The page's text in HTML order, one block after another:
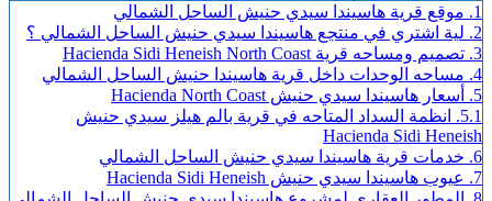
1. موقع قرية هاسيندا سيدي حنيش الساحل الشمالي
2. لية اشتري في منتجع هاسيندا سيدي حنيش الساحل الشمالي ؟
3. تصميم ومساحه قرية Hacienda Sidi Heneish North Coast
4. مساحه الوحدات داخل قرية هاسيندا حنيش الساحل الشمالي
5.
أسعار هاسيندا سيدي حنيش Hacienda North Coast
5.1.
انظمة السداد المتاحه في قرية بالم هيلز سيدي حنيش
Hacienda Sidi Heneish
6. خدمات قرية هاسيندا سيدي حنيش الساحل الشمالي
7.
عيوب هاسيندا سيدي حنيش Hacienda Sidi Heneish